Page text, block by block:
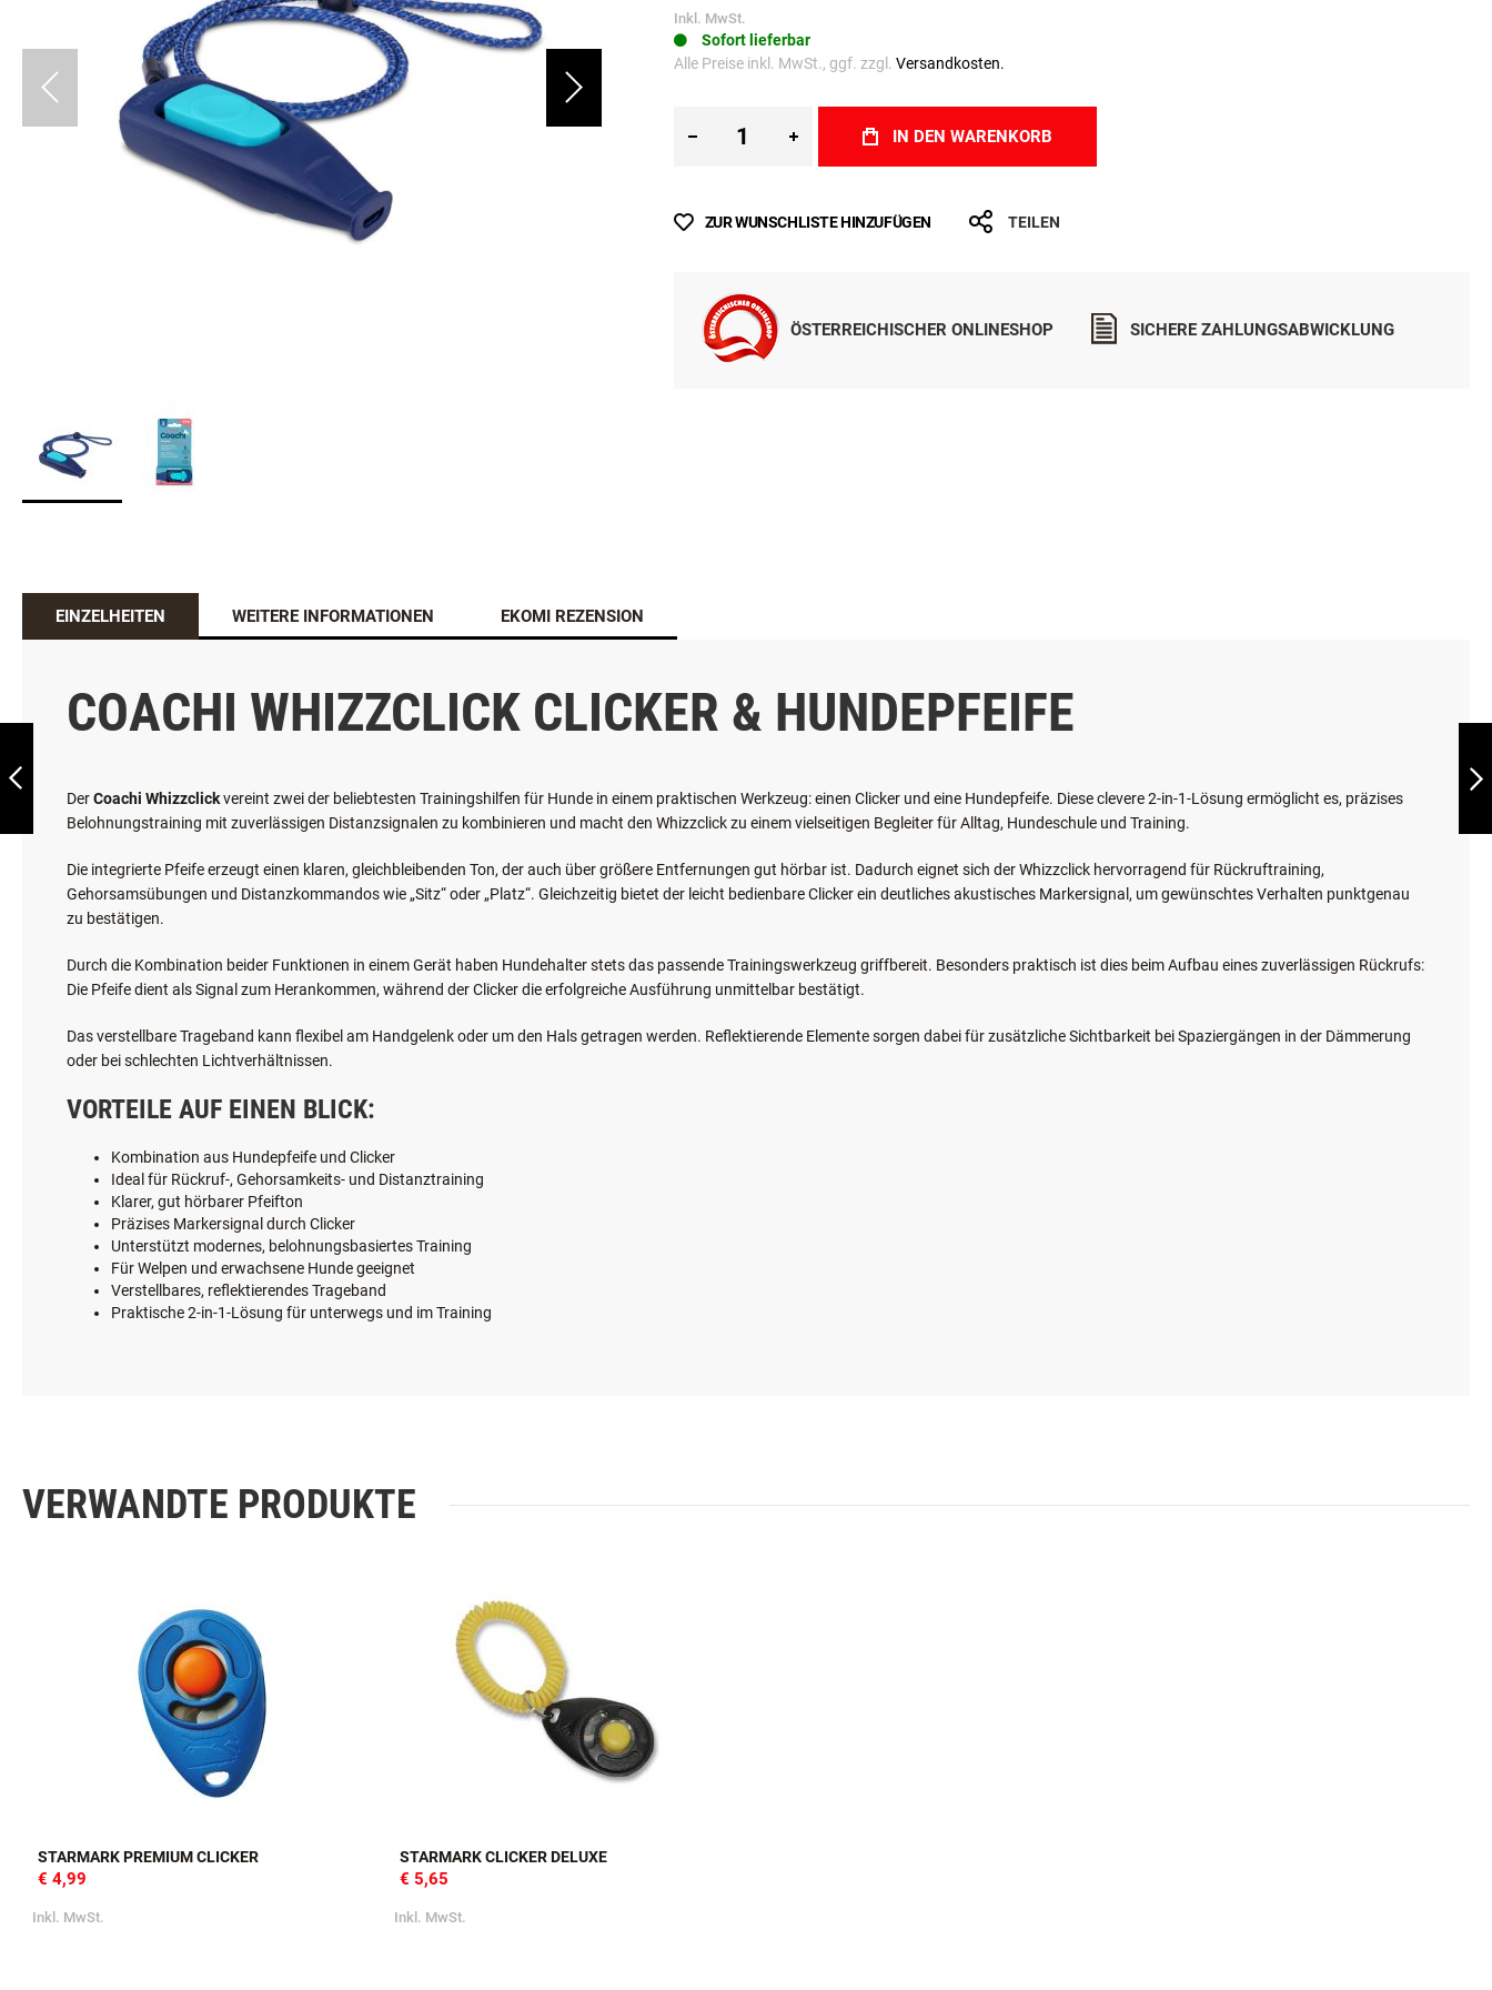
PET CORRECTOR
ZURÜCK
Inkl. MwSt.
Sofort lieferbar
Alle Preise inkl. MwSt., ggf. zzgl. Versandkosten.
IN DEN WARENKORB
ZUR WUNSCHLISTE HINZUFÜGEN TEILEN
ÖSTERREICHISCHER ONLINESHOP SICHERE ZAHLUNGSABWICKLUNG
EINZELHEITEN
COACHI WHIZZCLICK CLICKER & HUNDEPFEIFE
DerCoachi Whizzclickvereint zwei der beliebtesten Trainingshilfen für Hunde in einem praktischen Werkzeug: einen Clicker und eine Hundepfeife. Diese clevere 2-in-1-Lösung ermöglicht es, präzises
Belohnungstraining mit zuverlässigen Distanzsignalen zu kombinieren und macht den Whizzclick zu einem vielseitigen Begleiter für Alltag, Hundeschule und Training.
Die integrierte Pfeife erzeugt einen klaren, gleichbleibenden Ton, der auch über größere Entfernungen gut hörbar ist. Dadurch eignet sich der Whizzclick hervorragend für Rückruftraining,
Gehorsamsübungen und Distanzkommandos wie „Sitz“ oder „Platz“. Gleichzeitig bietet der leicht bedienbare Clicker ein deutliches akustisches Markersignal, um gewünschtes Verhalten punktgenau
zu bestätigen.
Durch die Kombination beider Funktionen in einem Gerät haben Hundehalter stets das passende Trainingswerkzeug griffbereit. Besonders praktisch ist dies beim Aufbau eines zuverlässigen Rückrufs:
Die Pfeife dient als Signal zum Herankommen, während der Clicker die erfolgreiche Ausführung unmittelbar bestätigt.
Das verstellbare Trageband kann flexibel am Handgelenk oder um den Hals getragen werden. Reflektierende Elemente sorgen dabei für zusätzliche Sichtbarkeit bei Spaziergängen in der Dämmerung
oder bei schlechten Lichtverhältnissen.
VORTEILE AUF EINEN BLICK:
Kombination aus Hundepfeife und Clicker
Ideal für Rückruf-, Gehorsamkeits- und Distanztraining
Klarer, gut hörbarer Pfeifton
Präzises Markersignal durch Clicker
Unterstützt modernes, belohnungsbasiertes Training
Für Welpen und erwachsene Hunde geeignet
Verstellbares, reflektierendes Trageband
Praktische 2-in-1-Lösung für unterwegs und im Training
WEITERE INFORMATIONEN EKOMI REZENSION
VERWANDTE PRODUKTE
STARMARK PREMIUM CLICKER
€ 4,99
Inkl. MwSt.
STARMARK CLICKER DELUXE
€ 5,65
Inkl. MwSt.